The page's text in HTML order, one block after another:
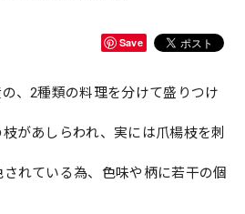
Save
、2種類の料理を分けて盛りつけ
があしらわれ、実には爪楊枝を刺
れている為、色味や柄に若干の個